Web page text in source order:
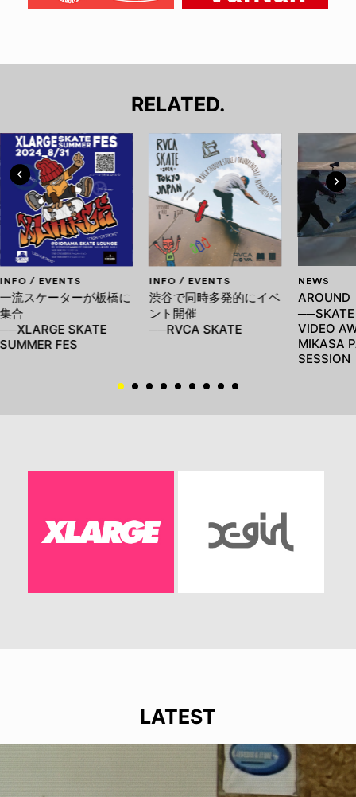
RELATED.
INFO / EVENTS
一流スケーターが板橋に
集合
──XLARGE SKATE
SUMMER FES
INFO / EVENTS
渋谷で同時多発的にイベ
ント開催
──RVCA SKATE
NEWS
AROUND
──SKATE
VIDEO
MIKASA
SESSION
LATEST